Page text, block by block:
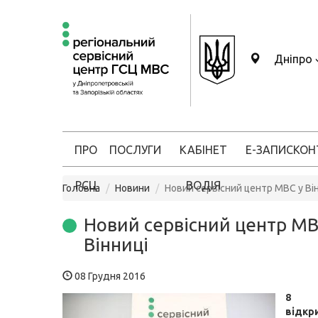
Дніпро
ПРО
РСЦ
ПОСЛУГИ КАБІНЕТ
ВОДІЯ
Е-ЗАПИС
Головна Новини Новий сервісний центр МВС у
Новий сервісний центр
Вінниці
08 Грудня 2016
8